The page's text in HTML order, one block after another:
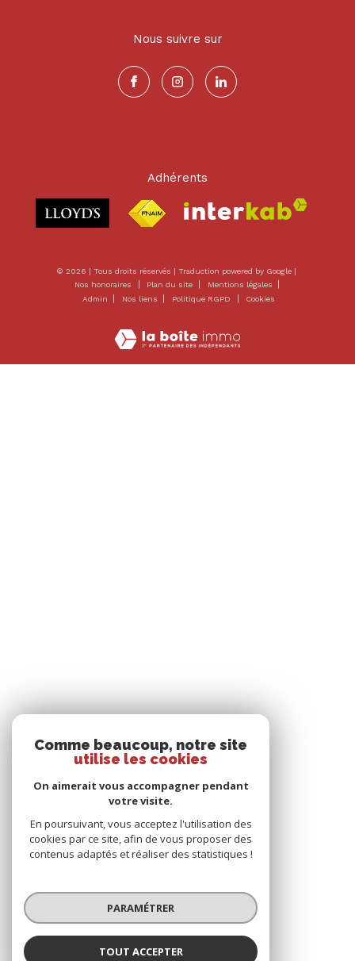
Nous suivre sur
Adhérents
© 2026 | Tous droits réservés | Traduction powered by Google |
Nos honoraires
Plan du site
Mentions légales
Admin
Nos liens Politique RGPD Cookies
Comme beaucoup, notre site
utilise les cookies
On aimerait vous accompagner pendant
votre visite.
En poursuivant, vous acceptez l'utilisation des
cookies par ce site, afin de vous proposer des
contenus adaptés et réaliser des statistiques !
PARAMÉTRER
TOUT ACCEPTER